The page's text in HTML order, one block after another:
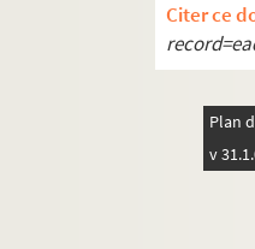
Fol.
Fol.
Fol.
Ms U-
Citer ce
Plan
v